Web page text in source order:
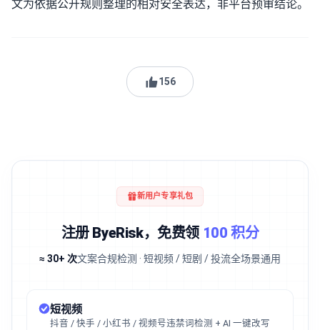
文为依据公开规则整理的相对安全表达，非平台预审结论。
156
新用户专享礼包
注册 ByeRisk，免费领 100 积分
≈ 30+ 次文案合规检测 · 短视频 / 短剧 / 投流全场景通用
短视频
抖音 / 快手 / 小红书 / 视频号违禁词检测 + AI 一键改写